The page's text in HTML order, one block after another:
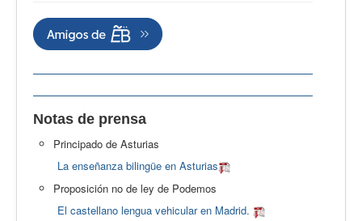
Notas de prensa
Principado de Asturias
La enseñanza bilingüe en Asturias
Proposición no de ley de Podemos
El castellano lengua vehicular en Madrid.